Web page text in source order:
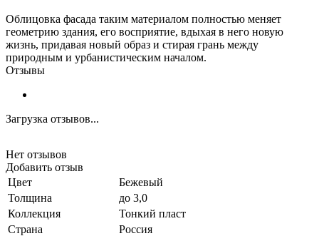
Облицовка фасада таким материалом полностью меняет
геометрию здания, его восприятие, вдыхая в него новую
жизнь, придавая новый образ и стирая грань между
природным и урбанистическим началом.
Отзывы
Загрузка отзывов...
Нет отзывов
Добавить отзыв
Цвет
Бежевый
Толщина
до 3,0
Коллекция
Тонкий пласт
Страна
Россия